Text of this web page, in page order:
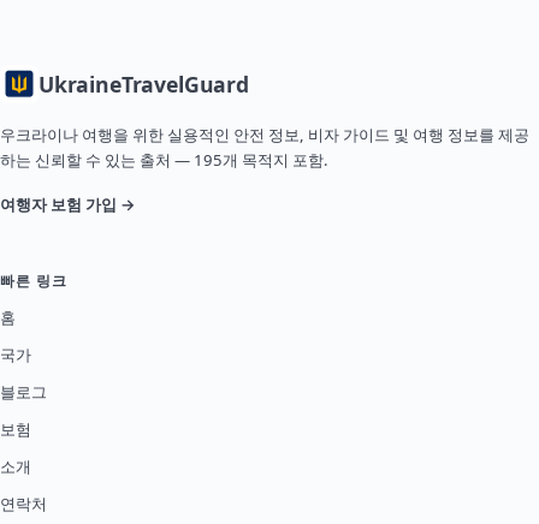
UkraineTravelGuard
우크라이나 여행을 위한 실용적인 안전 정보, 비자 가이드 및 여행 정보를 제공
하는 신뢰할 수 있는 출처 — 195개 목적지 포함.
여행자 보험 가입 →
빠른 링크
홈
국가
블로그
보험
소개
연락처